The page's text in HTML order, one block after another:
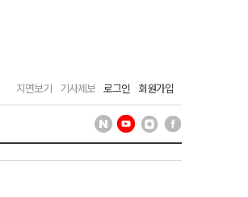
지면보기 기사제보 로그인 회원가입